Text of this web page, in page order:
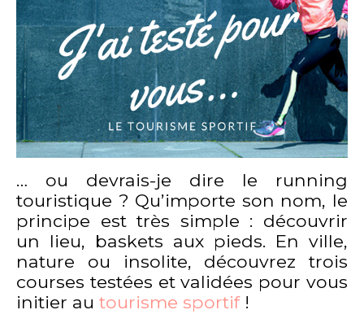
… ou devrais-je dire le running
touristique ? Qu’importe son nom, le
principe est très simple : découvrir
un lieu, baskets aux pieds. En ville,
nature ou insolite, découvrez trois
courses testées et validées pour vous
initier au tourisme sportif!